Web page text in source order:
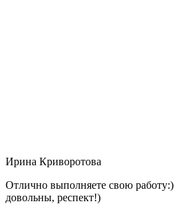
Ирина Криворотова
Отлично выполняете свою работу:)
довольны, респект!)